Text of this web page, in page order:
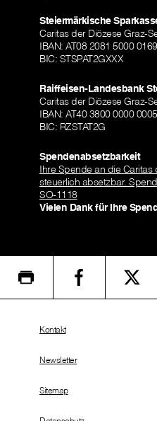
Steiermärkische
Caritas der Diözese Graz-
IBAN: AT08 2081 5000
BIC: STSPAT2GXXX
Raiffeisen-Landesbank
Caritas der Diözese Graz-
IBAN: AT40 3800 0000
BIC: RZSTAT2G
Spendenabsetzbarkeit
Ihre Spende an die Caritas
steuerlich absetzbar.
SO-1118
Vielen Dank für Ihre
Kontakt
Newsletter
Sitemap